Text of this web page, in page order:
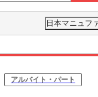
日本マニュフ
アルバイト・パート